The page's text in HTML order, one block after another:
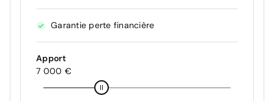
Garantie perte financière
Apport
7 000 €